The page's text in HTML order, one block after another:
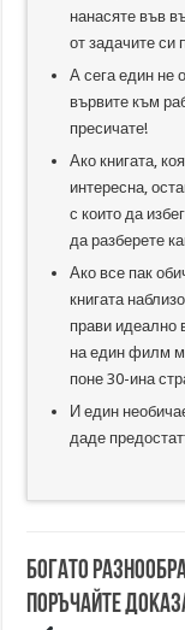
нанасяте във
от задачите си
А сега един не
вървите към
пресичате!
Ако книгата,
интересна,
с които да
да разберете
Ако все пак
книгата
прави идеално
на един филм
поне 30-ина
И един
даде
Богато
Поръчайте